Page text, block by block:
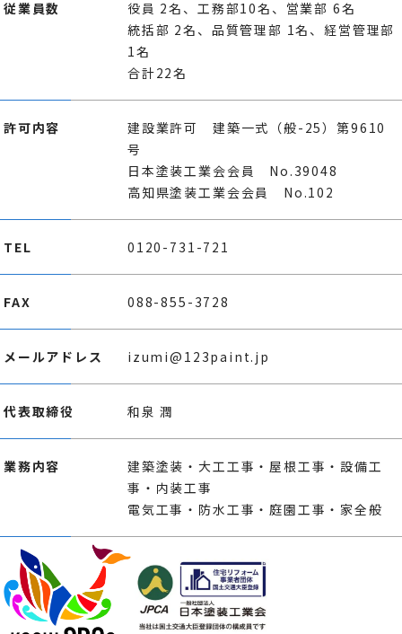
従業員数
役員 2名、工務部10名、営業部 6名
統括部 2名、品質管理部 1名、経営管理部
1名
合計22名
許可内容
建設業許可 建築一式（般-25）第9610
号
日本塗装工業会会員 No.39048
高知県塗装工業会会員 No.102
TEL 0120-731-721
FAX 088-855-3728
メールアドレス izumi@123paint.jp
代表取締役 和泉 潤
業務内容
建築塗装・大工工事・屋根工事・設備工
事・内装工事
電気工事・防水工事・庭園工事・家全般